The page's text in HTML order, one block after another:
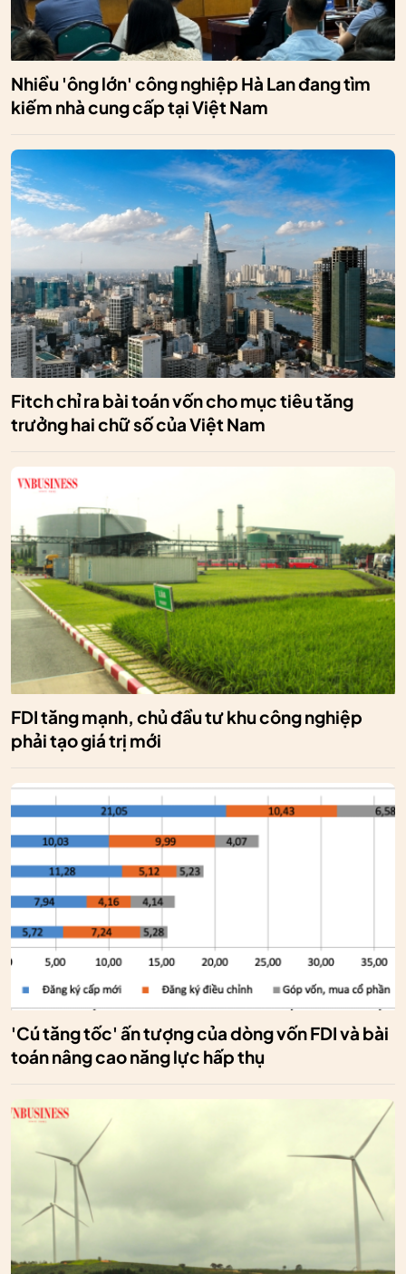
Nhiều 'ông lớn' công nghiệp Hà Lan đang tìm
kiếm nhà cung cấp tại Việt Nam
Fitch chỉ ra bài toán vốn cho mục tiêu tăng
trưởng hai chữ số của Việt Nam
FDI tăng mạnh, chủ đầu tư khu công nghiệp
phải tạo giá trị mới
'Cú tăng tốc' ấn tượng của dòng vốn FDI và bài
toán nâng cao năng lực hấp thụ